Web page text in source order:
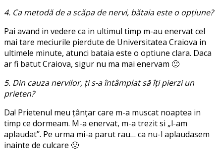
4. Ca metodă de a scăpa de nervi, bătaia este o opţiune?
Pai avand in vedere ca in ultimul timp m-au enervat cel
mai tare meciurile pierdute de Universitatea Craiova in
ultimele minute, atunci bataia este o optiune clara. Daca
ar fi batut Craiova, sigur nu ma mai enervam 🙂
5. Din cauza nervilor, ţi s-a întâmplat să îţi pierzi un
prieten?
Da! Prietenul meu ţânţar care m-a muscat noaptea in
timp ce dormeam. M-a enervat, m-a trezit si „l-am
aplaudat”. Pe urma mi-a parut rau… ca nu-l aplaudasem
inainte de culcare 🙁